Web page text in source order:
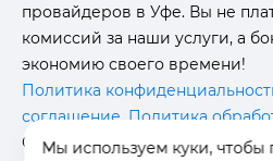
провайдеров в Уфе. Вы не
комиссий за наши услуги, а
экономию своего времени!
Политика
соглашение Политика
Отписаться от получения
Мы используем куки, чтобы